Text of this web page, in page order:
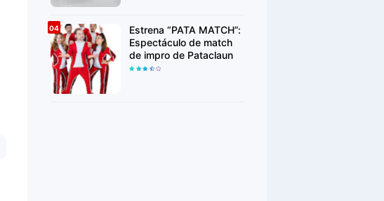
Estrena “PATA MATCH”:
Espectáculo de match
de impro de Pataclaun